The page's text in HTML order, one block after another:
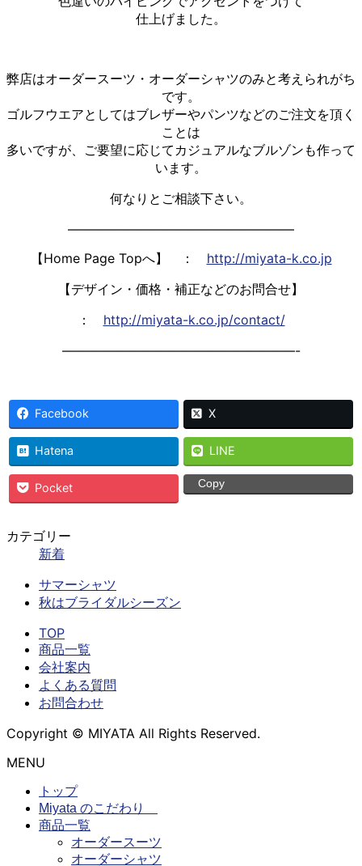
仕上げました。
弊店はオーダースーツ・オーダーシャツのみと考えられがち
です。
ゴルフウエアとしてはブレザーやパンツなどのご注文を頂く
ことは
多いですが、ご要望に応じてカジュアルなブルゾンも作って
います。
何なりとご相談下さい。
—————————————————–
【Home Page Topへ】 ： http://miyata-k.co.jp
【デザイン・価格・補正などのお問合せ】
： http://miyata-k.co.jp/contact/
——————————————————-
Facebook X
Hatena LINE
Pocket Copy
カテゴリー
新着
サマーシャツ
秋はブライダルシーズン
TOP
商品一覧
会社案内
よくある質問
お問合わせ
Copyright © MIYATA All Rights Reserved.
MENU
トップ
Miyata のこだわり
商品一覧
オーダースーツ
オーダーシャツ